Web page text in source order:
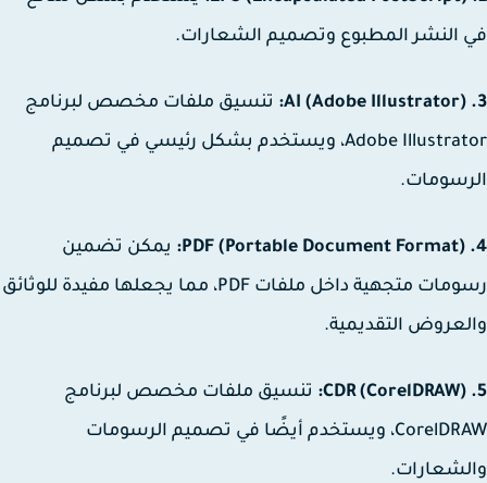
النشر المطبوع وتصميم الشعارات.
تنسيق ملفات مخصص لبرنامج
Adobe Illustrator، ويستخدم بشكل رئيسي في تصميم
يمكن تضمين
رسومات متجهية داخل ملفات PDF، مما يجعلها مفيدة للوثائق
التقديمية.
تنسيق ملفات مخصص لبرنامج
CorelDRAW، ويستخدم أيضًا في تصميم الرسومات